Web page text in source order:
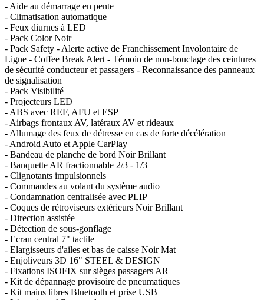
- Aide au démarrage en pente
- Climatisation automatique
- Feux diurnes à LED
- Pack Color Noir
- Pack Safety - Alerte active de Franchissement Involontaire de
Ligne - Coffee Break Alert - Témoin de non-bouclage des ceintures
de sécurité conducteur et passagers - Reconnaissance des panneaux
de signalisation
- Pack Visibilité
- Projecteurs LED
- ABS avec REF, AFU et ESP
- Airbags frontaux AV, latéraux AV et rideaux
- Allumage des feux de détresse en cas de forte décélération
- Android Auto et Apple CarPlay
- Bandeau de planche de bord Noir Brillant
- Banquette AR fractionnable 2/3 - 1/3
- Clignotants impulsionnels
- Commandes au volant du système audio
- Condamnation centralisée avec PLIP
- Coques de rétroviseurs extérieurs Noir Brillant
- Direction assistée
- Détection de sous-gonflage
- Ecran central 7" tactile
- Elargisseurs d'ailes et bas de caisse Noir Mat
- Enjoliveurs 3D 16" STEEL & DESIGN
- Fixations ISOFIX sur sièges passagers AR
- Kit de dépannage provisoire de pneumatiques
- Kit mains libres Bluetooth et prise USB